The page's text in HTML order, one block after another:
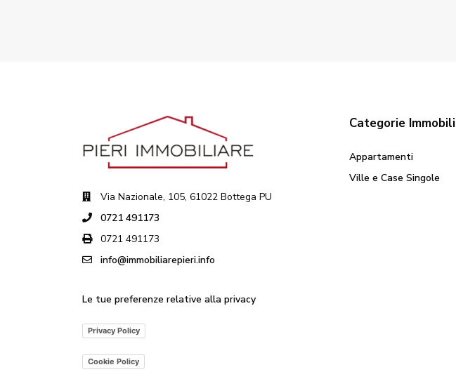
Via Nazionale, 105, 61022 Bottega PU
0721 491173
0721 491173
info@immobiliarepieri.info
Le tue preferenze relative alla privacy
Privacy Policy
Cookie Policy
Categorie Immobili
Appartamenti
Ville e Case Singole